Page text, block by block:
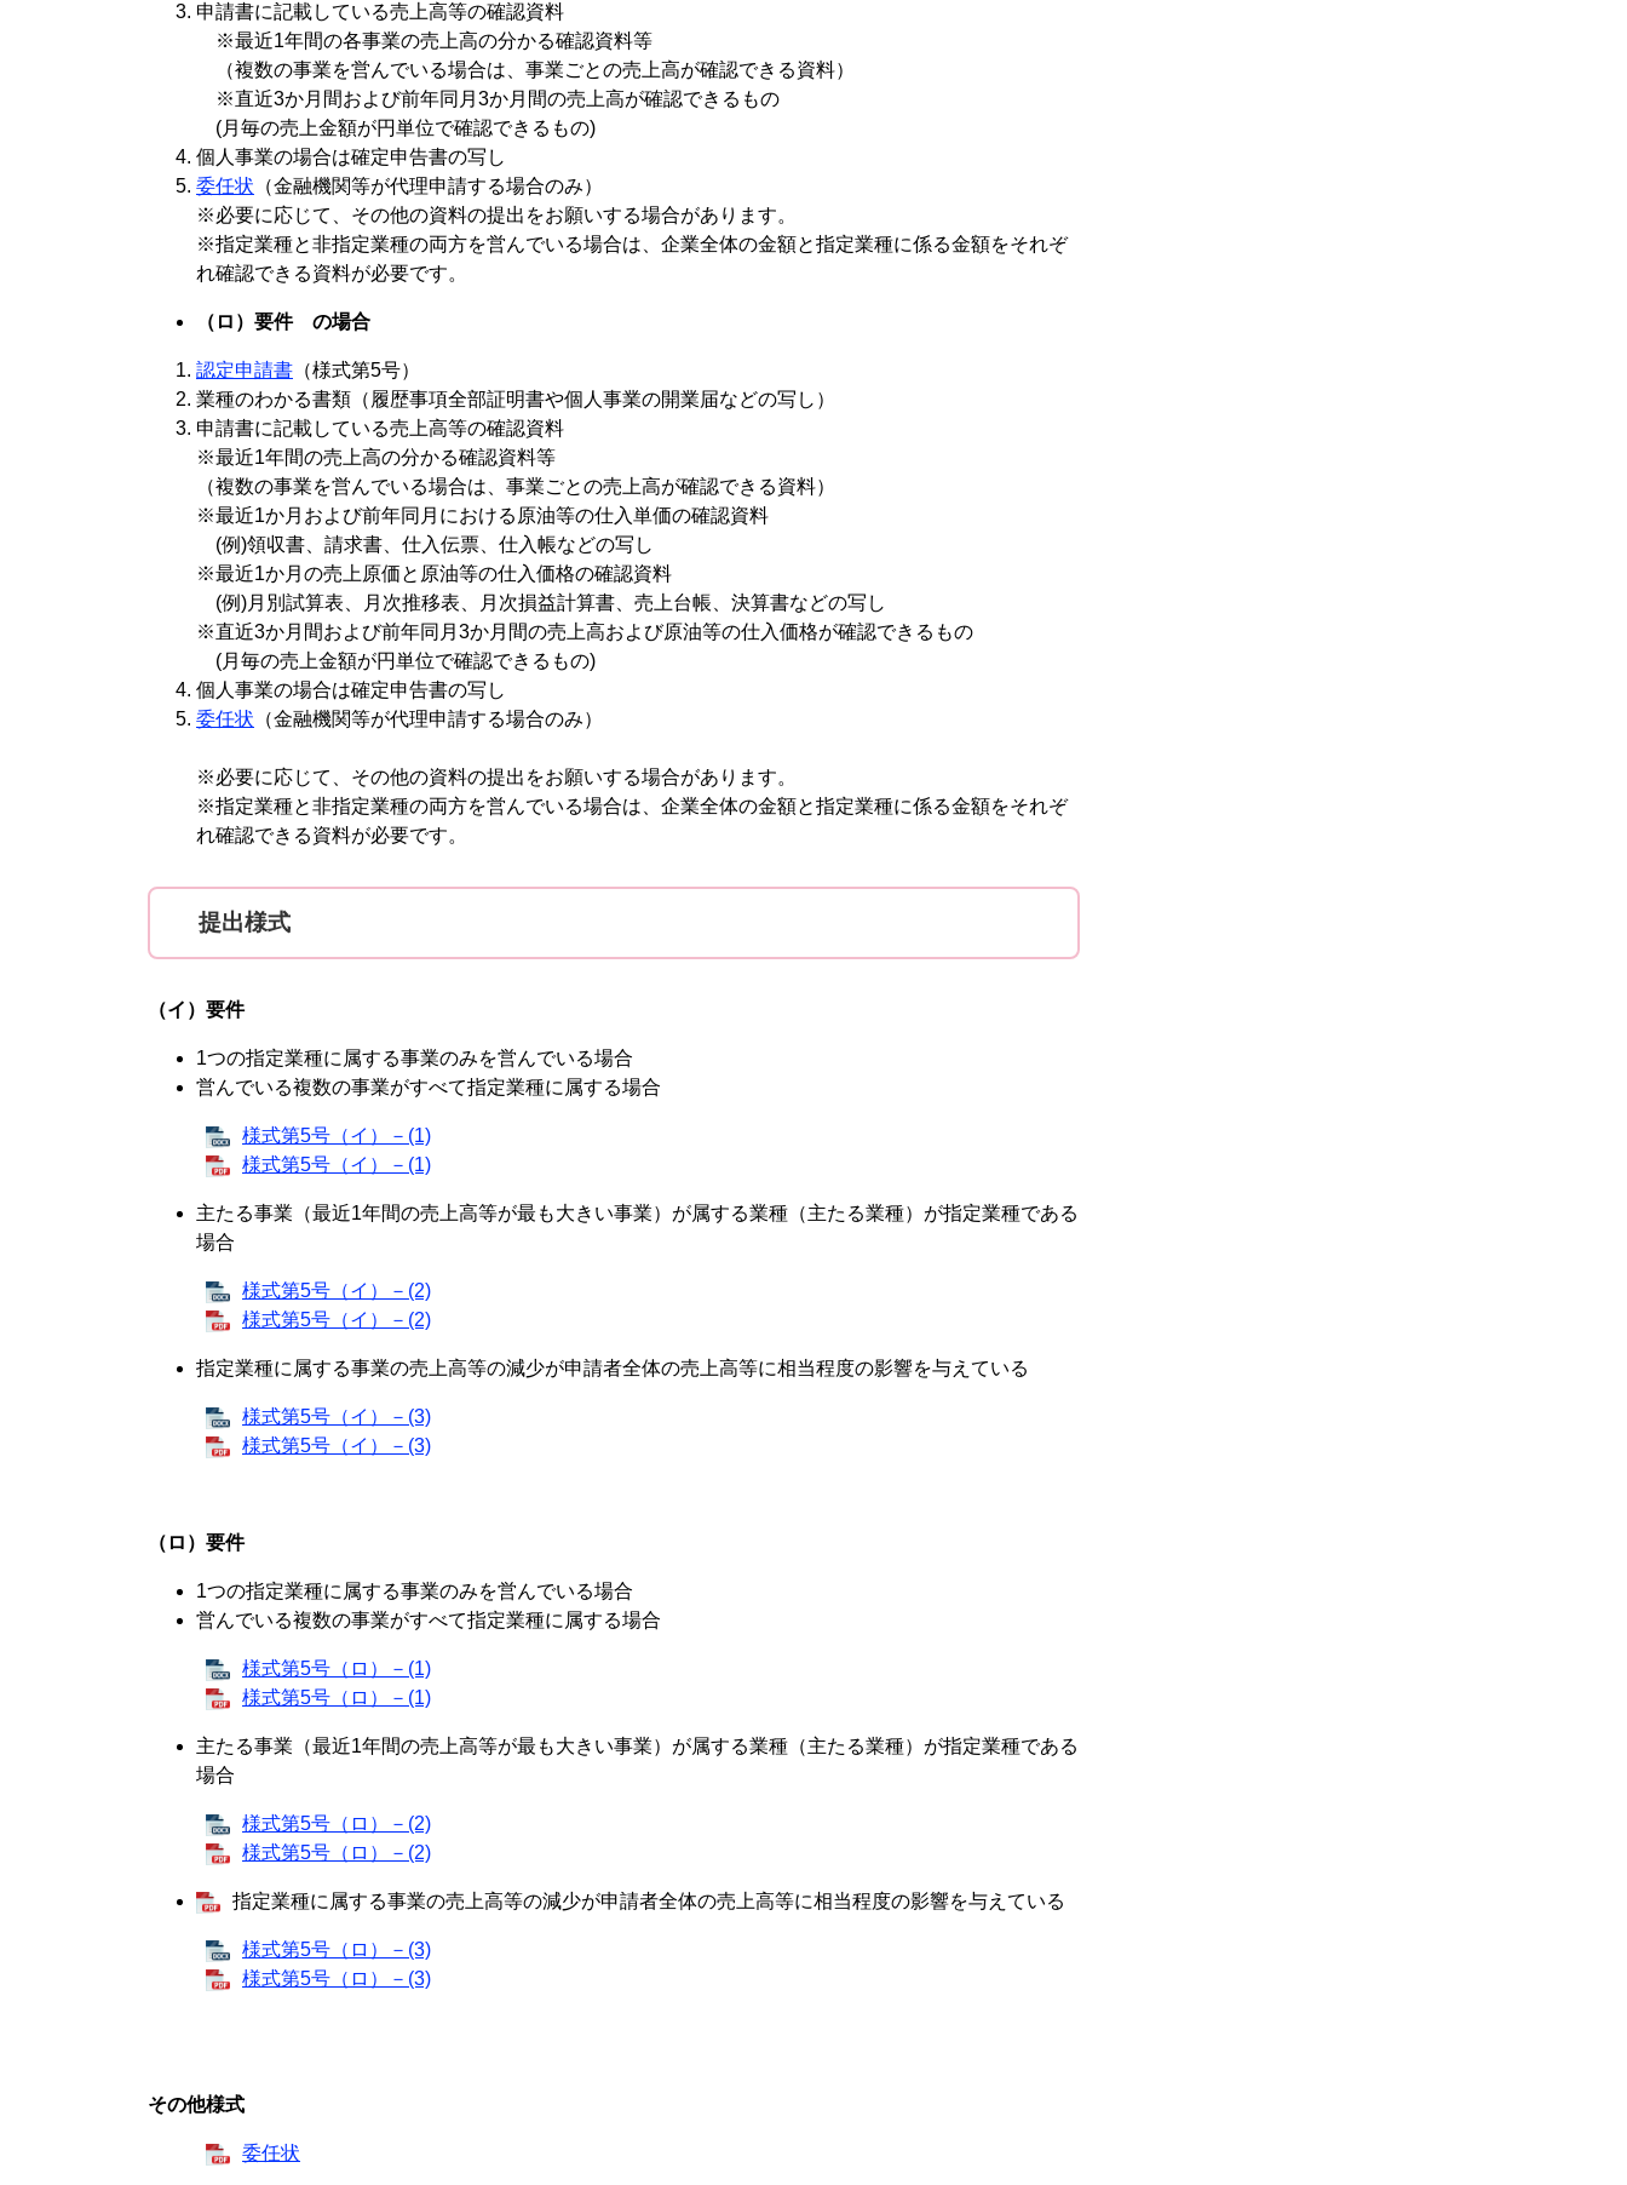
申請書に記載している売上高等の確認資料
※最近1年間の各事業の売上高の分かる確認資料等
（複数の事業を営んでいる場合は、事業ごとの売上高が確認できる資料）
​※直近3か月間および前年同月3か月間の売上高が確認できるもの
(月毎の売上金額が円単位で確認できるもの)
個人事業の場合は確定申告書の写し
委任状 （金融機関等が代理申請する場合のみ）
※必要に応じて、その他の資料の提出をお願いする場合があります。
※指定業種と非指定業種の両方を営んでいる場合は、企業全体の金額と指定業種に係る金額をそれぞ
れ確認できる資料が必要です。​
（ロ）要件 の場合
認定申請書 （様式第5号）
業種のわかる書類（履歴事項全部証明書や個人事業の開業届などの写し）
申請書に記載している売上高等の確認資料
※最近1年間の売上高の分かる確認資料等
（複数の事業を営んでいる場合は、事業ごとの売上高が確認できる資料）
※最近1か月および前年同月における原油等の仕入単価の確認資料
(例)領収書、請求書、仕入伝票、仕入帳などの写し
※最近1か月の売上原価と原油等の仕入価格の確認資料
(例)月別試算表、月次推移表、月次損益計算書、売上台帳、決算書などの写し
※直近3か月間および前年同月3か月間の売上高および原油等の仕入価格が確認できるもの
(月毎の売上金額が円単位で確認できるもの)
個人事業の場合は確定申告書の写し
委任状 （金融機関等が代理申請する場合のみ）
​※必要に応じて、その他の資料の提出をお願いする場合があります。
※指定業種と非指定業種の両方を営んでいる場合は、企業全体の金額と指定業種に係る金額をそれぞ
れ確認できる資料が必要です。​
提出様式
（イ）要件
1つの指定業種に属する事業のみを営んでいる場合
営んでいる複数の事業がすべて指定業種に属する場合​
様式第5号（イ）－(1)
様式第5号（イ）－(1)
主たる事業（最近1年間の売上高等が最も大きい事業）が属する業種（主たる業種）が指定業種である
場合
様式第5号（イ）－(2)
様式第5号（イ）－(2)
指定業種に属する事業の売上高等の減少が申請者全体の売上高等に相当程度の影響を与えている​
様式第5号（イ）－(3)
様式第5号（イ）－(3)
（ロ）要件
1つの指定業種に属する事業のみを営んでいる場合
営んでいる複数の事業がすべて指定業種に属する場合​​
様式第5号（ロ）－(1)
様式第5号（ロ）－(1)
​主たる事業（最近1年間の売上高等が最も大きい事業）が属する業種（主たる業種）が指定業種である
場合
様式第5号（ロ）－(2)
様式第5号（ロ）－(2)
指定業種に属する事業の売上高等の減少が申請者全体の売上高等に相当程度の影響を与えている
様式第5号（ロ）－(3)
様式第5号（ロ）－(3)
その他様式
委任状